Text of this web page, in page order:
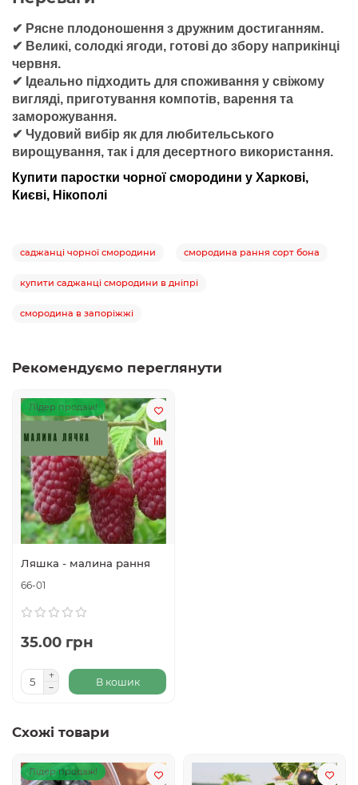
✔ Рясне плодоношення з дружним достиганням.
✔ Великі, солодкі ягоди, готові до збору наприкінці
червня.
✔ Ідеально підходить для споживання у свіжому
вигляді, приготування компотів, варення та
заморожування.
✔ Чудовий вибір як для любительського
вирощування, так і для десертного використання.
Купити паростки чорної смородини у Харкові,
Києві, Нікополі
саджанці чорної смородини смородина рання сорт бона
купити саджанці смородини в дніпрі
смородина в запоріжжі
Рекомендуємо переглянути
Лідер продаж!
Ляшка - малина рання
66-01
35.00 грн
В кошик
Схожі товари
Лідер продаж!